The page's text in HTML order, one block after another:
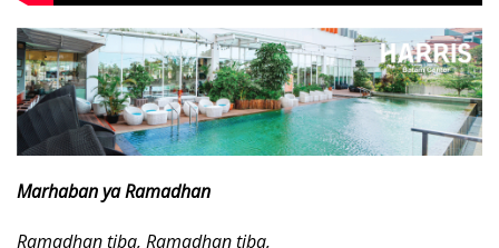
Marhaban ya Ramadhan
Ramadhan tiba, Ramadhan tiba,